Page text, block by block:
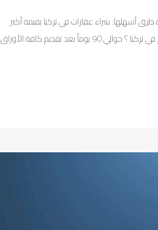
التركية ؟ بعدة طرق أسهلها: شراء عقارات في تركيا بقيمة أكبر
من 400 ألف دولار. 2. كم مدة الانتظار للحصول على الجنسية التركية بعد شراء عقار في تركيا ؟ حوالي 90 يوماً بعد تقديم كافة الأوراق